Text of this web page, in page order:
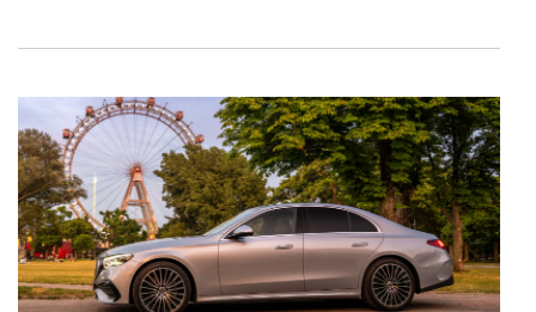
disponibilizados.
Consulte a política de cookies do site.